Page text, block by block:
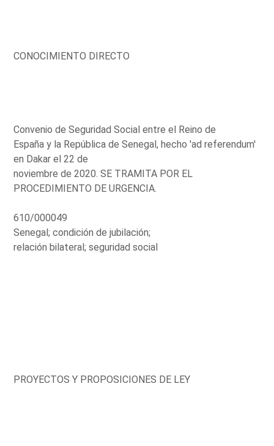
CONOCIMIENTO DIRECTO
Convenio de Seguridad Social entre el Reino de
España y la República de Senegal, hecho 'ad referendum'
en Dakar el 22 de
noviembre de 2020. SE TRAMITA POR EL
PROCEDIMIENTO DE URGENCIA.
610/000049
Senegal; condición de jubilación;
relación bilateral; seguridad social
PROYECTOS Y PROPOSICIONES DE LEY